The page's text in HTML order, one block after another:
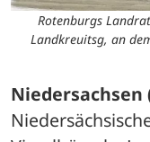
Rotenburgs
Landkreuitsg, an
Niedersachsen